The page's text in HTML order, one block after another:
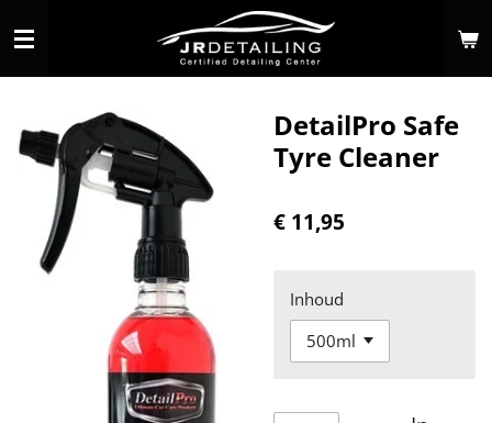
direct
hoofdinhoud
DetailPro Safe
Tyre Cleaner
€ 11,95
Inhoud